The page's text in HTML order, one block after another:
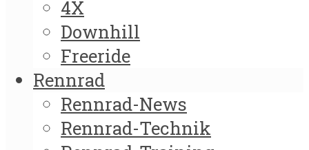
4X
Downhill
Freeride
Rennrad
Rennrad-News
Rennrad-Technik